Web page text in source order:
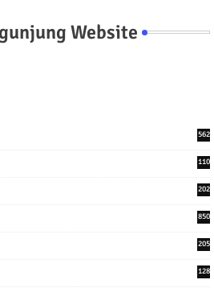
Website
562
110
202
850
205
128